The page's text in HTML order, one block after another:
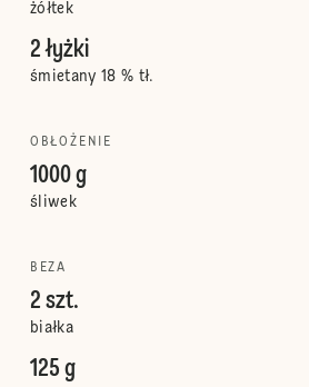
żółtek
2 łyżki
śmietany 18 % tł.
OBŁOŻENIE
1000 g
śliwek
BEZA
2 szt.
białka
125 g